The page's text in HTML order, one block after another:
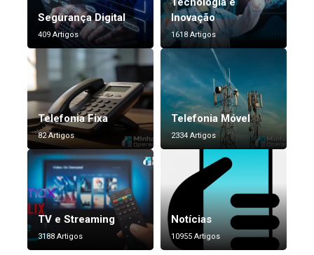
Segurança Digital
409 Artigos
Inovação
1618 Artigos
Telefonia Fixa
82 Artigos
Telefonia Móvel
2334 Artigos
TV e Streaming
3188 Artigos
Notícias
10955 Artigos